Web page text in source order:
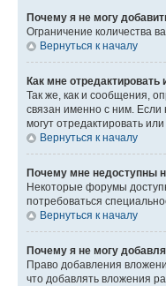
Почему я не могу
Ограничение количества
Вернуться к началу
Как мне
Так же, как и сообщения,
связан именно с ним. Если
могут отредактировать
Вернуться к началу
Почему мне недоступны
Некоторые форумы
потребоваться
Вернуться к началу
Почему я не могу
Право добавления
что добавлять вложения